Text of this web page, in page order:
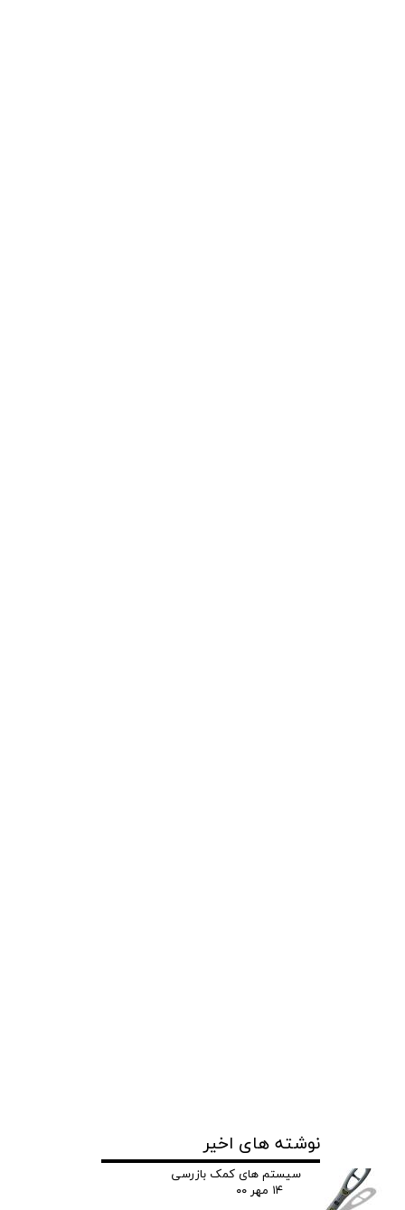
نوشته های اخیر
سیستم های کمک بازرسی
۱۴ مهر ۰۰